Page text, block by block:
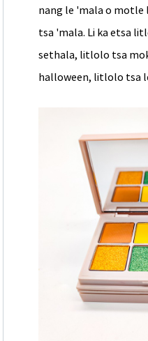
nang le 'mala o
tsa 'mala. Li ka etsa
sethala, litlolo tsa
halloween, litlolo tsa